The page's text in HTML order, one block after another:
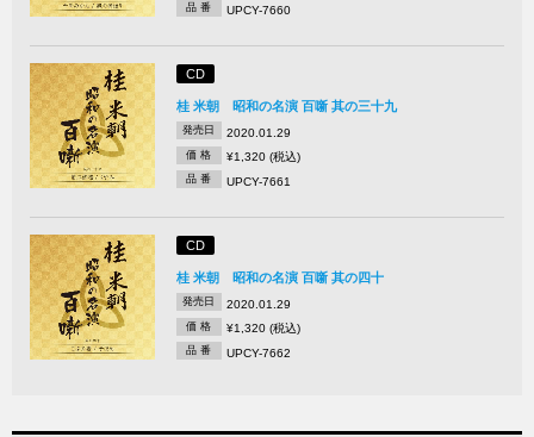
品 番 UPCY-7660
CD
桂 米朝 昭和の名演 百噺 其の三十九
発売日 2020.01.29
価 格 ¥1,320 (税込)
品 番 UPCY-7661
CD
桂 米朝 昭和の名演 百噺 其の四十
発売日 2020.01.29
価 格 ¥1,320 (税込)
品 番 UPCY-7662